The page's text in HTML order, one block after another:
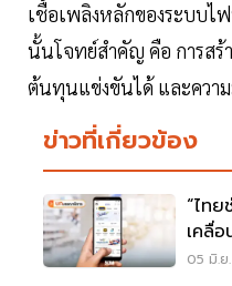
เชื้อเพลิงหลักของระบบไ
นั้นโจทย์สำคัญ คือ การสร้
ต้นทุนแข่งขันได้ และควา
ข่าวที่เกี่ยวข้อง
“ไท
เคลื่
05 มิ.